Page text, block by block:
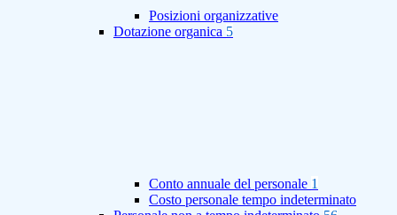
Posizioni organizzative
Dotazione organica 5
Conto annuale del personale 1
Costo personale tempo indeterminato